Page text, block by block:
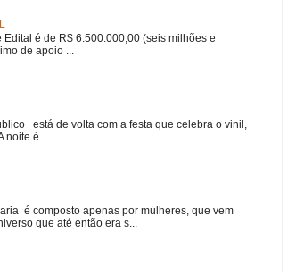
é de R$ 6.500.000,00 (seis milhões e
de apoio ...
está de volta com a festa que celebra o vinil,
noite é ...
é composto apenas por mulheres, que vem
que até então era s...